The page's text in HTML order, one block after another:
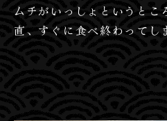
ムチがいっしょというとこ
直、すぐに食べ終わってし